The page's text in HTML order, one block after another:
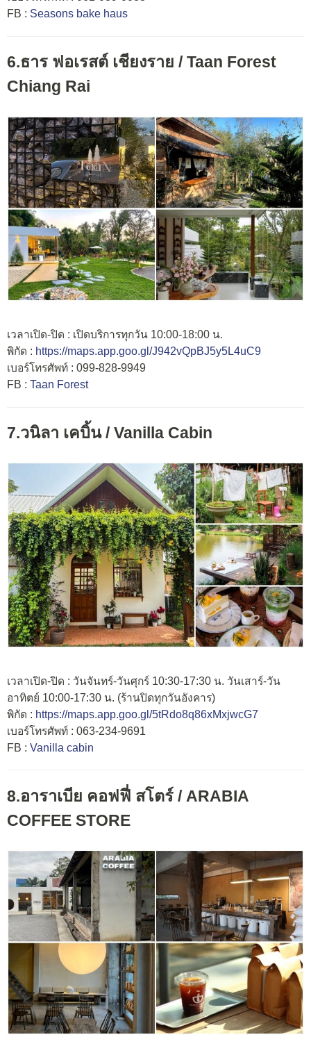
FB : Seasons bake haus
6.ธาร ฟอเรสต์ เชียงราย / Taan Forest
Chiang Rai
เวลาเปิด-ปิด : เปิดบริการทุกวัน 10:00-18:00 น.
พิกัด : https://maps.app.goo.gl/J942vQpBJ5y5L4uC9
เบอร์โทรศัพท์ : 099-828-9949
FB : Taan Forest
7.วนิลา เคบิ้น / Vanilla Cabin
เวลาเปิด-ปิด : วันจันทร์-วันศุกร์ 10:30-17:30 น. วันเสาร์-วัน
อาทิตย์ 10:00-17:30 น. (ร้านปิดทุกวันอังคาร)
พิกัด : https://maps.app.goo.gl/5tRdo8q86xMxjwcG7
เบอร์โทรศัพท์ : 063-234-9691
FB : Vanilla cabin
8.อาราเบีย คอฟฟี่ สโตร์ / ARABIA
COFFEE STORE